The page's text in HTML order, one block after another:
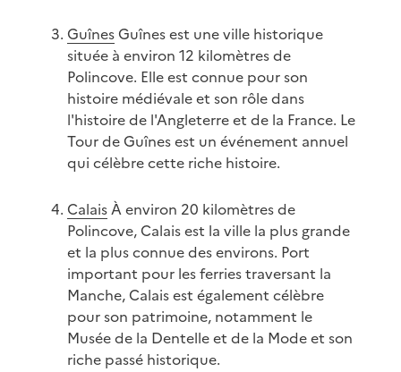
GuînesGuînes est une ville historique
située à environ 12 kilomètres de
Polincove. Elle est connue pour son
histoire médiévale et son rôle dans
l'histoire de l'Angleterre et de la France. Le
Tour de Guînes est un événement annuel
qui célèbre cette riche histoire.
CalaisÀ environ 20 kilomètres de
Polincove, Calais est la ville la plus grande
et la plus connue des environs. Port
important pour les ferries traversant la
Manche, Calais est également célèbre
pour son patrimoine, notamment le
Musée de la Dentelle et de la Mode et son
riche passé historique.